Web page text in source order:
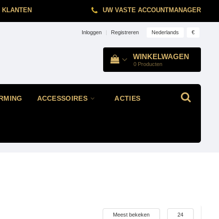
UW VASTE ACCOUNTMANAGER
Inloggen | Registreren Nederlands €
WINKELWAGEN
0 Producten
ACCESSOIRES ACTIES
Meest bekeken 24